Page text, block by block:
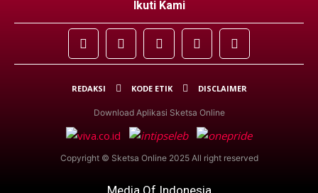
Ikuti Kami
REDAKSI KODE ETIK DISCLAIMER
Download Aplikasi Sketsa Online
Copyright © Sketsa Online 2025 All right reserved
Media Of Indonesia